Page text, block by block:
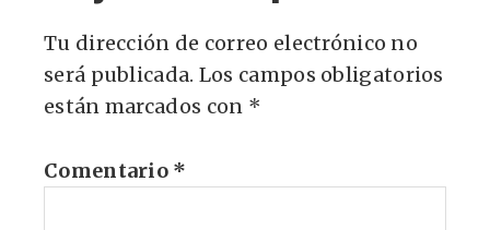
Tu dirección de correo electrónico no
será publicada. Los campos obligatorios
están marcados con *
Comentario *